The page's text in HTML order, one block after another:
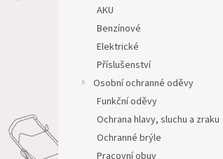
AKU
Benzínové
Elektrické
Příslušenství
Osobní ochranné oděvy
Funkční oděvy
Ochrana hlavy, sluchu a zraku
Ochranné brýle
Pracovní obuv